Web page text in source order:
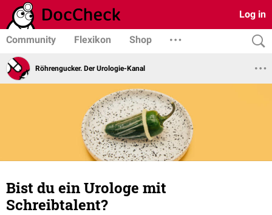
Log in
Community Flexikon Shop
Röhrengucker. Der Urologie-Kanal
Bist du ein Urologe mit
Schreibtalent?